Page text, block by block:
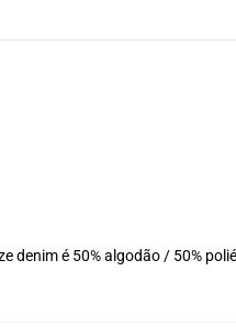
denim é 50% algodão / 50%